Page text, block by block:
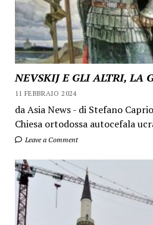
NEVSKIJ E GLI ALTRI, LA
11 FEBBRAIO 2024
da Asia News - di Stefano
Chiesa ortodossa autocefala
Leave a Comment